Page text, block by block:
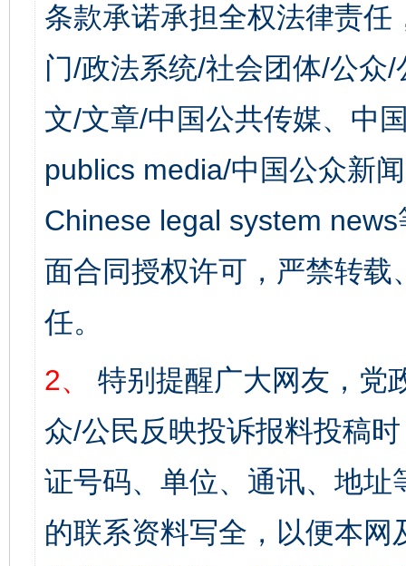
条款承诺承担全权法律责
门/政法系统/社会团体/公众
文/文章/中国公共传媒、中
publics media/中国公众新
Chinese legal system
面合同授权许可，严禁转
任。
2、
特别提醒广大网友，党
众/公民反映投诉报料投稿
证号码、单位、通讯、地
的联系资料写全，以便本